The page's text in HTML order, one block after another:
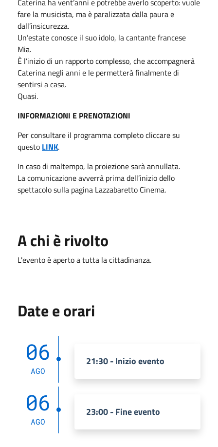
fare la musicista, ma è paralizzata dalla paura e
dall’insicurezza.
Un’estate conosce il suo idolo, la cantante francese
Mia.
È l’inizio di un rapporto complesso, che accompagnerà
Caterina negli anni e le permetterà finalmente di
sentirsi a casa.
Quasi.
INFORMAZIONI E PRENOTAZIONI
Per consultare il programma completo cliccare su
questo LINK.
In caso di maltempo, la proiezione sarà annullata.
La comunicazione avverrà prima dell’inizio dello
spettacolo sulla pagina Lazzabaretto Cinema.
A chi è rivolto
L'evento è aperto a tutta la cittadinanza.
Date e orari
06
AGO
21:30 - Inizio evento
06
AGO
23:00 - Fine evento